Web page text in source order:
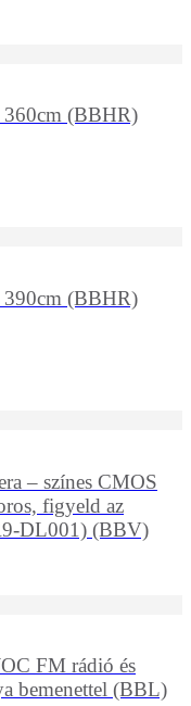
(BBHR)
(BBHR)
– színes CMOS
figyeld az
DL001) (BBV)
FM rádió és
bemenettel (BBL)